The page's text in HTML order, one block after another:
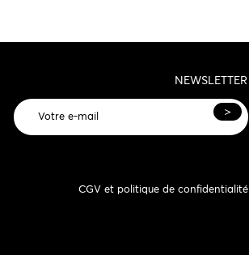
NEWSLETTER
>
CGV et politique de confidentialité